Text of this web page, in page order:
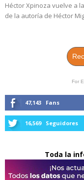
Héctor Xpinoza vuelve a
de la autoría de Héctor
For
47,143 Fans
16,569 Seguidores
Toda la